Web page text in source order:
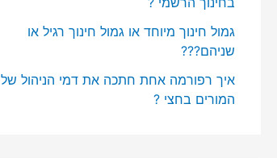
גמול חינוך מיוחד או גמול חינוך רגיל או
שניהם???
איך רפורמה אחת חתכה את דמי הניהול של
המורים בחצי ?